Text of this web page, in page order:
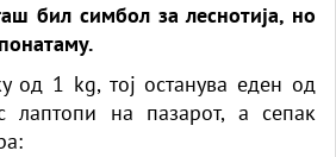
бил симбол за леснотија, но
од 1 kg, тој останува еден од
лаптопи на пазарот, а сепак